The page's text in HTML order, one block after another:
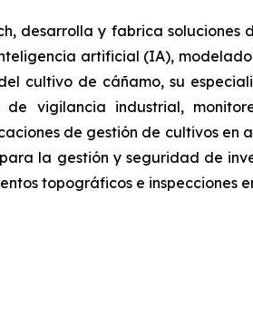
desarrolla y fabrica soluciones
artificial (IA),
cultivo de cáñamo, su
vigilancia industrial,
de gestión de cultivos
la gestión y seguridad de
topográficos e inspecciones